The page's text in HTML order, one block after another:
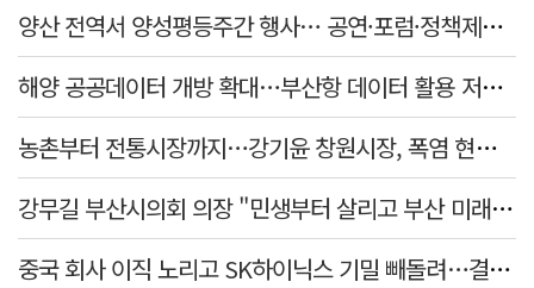
양산 전역서 양성평등주간 행사… 공연·포럼·정책제안 잇따라
해양 공공데이터 개방 확대…부산항 데이터 활용 저변 넓힌다
농촌부터 전통시장까지…강기윤 창원시장, 폭염 현장 누볐다
강무길 부산시의회 의장 "민생부터 살리고 부산 미래 준비하겠다"
중국 회사 이직 노리고 SK하이닉스 기밀 빼돌려…결국 실형